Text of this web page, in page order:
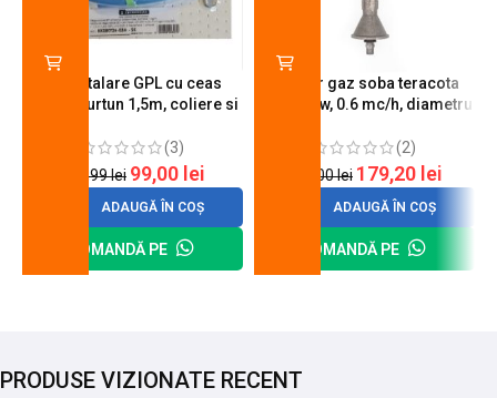
Kit instalare GPL cu ceas
butelie, furtun 1,5m, coliere si
(3)
120,99lei 99,00 lei
ADAUGĂ ÎN COȘ
COMANDĂ PE
Arzator gaz soba teracota
A600, 6 kw, 0.6 mc/h, diametru
(2)
200,00lei 179,20 lei
ADAUGĂ ÎN COȘ
COMANDĂ PE
PRODUSE VIZIONATE RECENT